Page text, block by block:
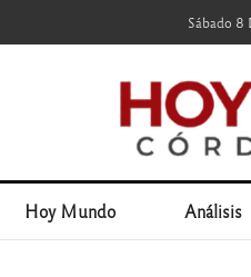
Sábado 8
Hoy Mundo Análisis